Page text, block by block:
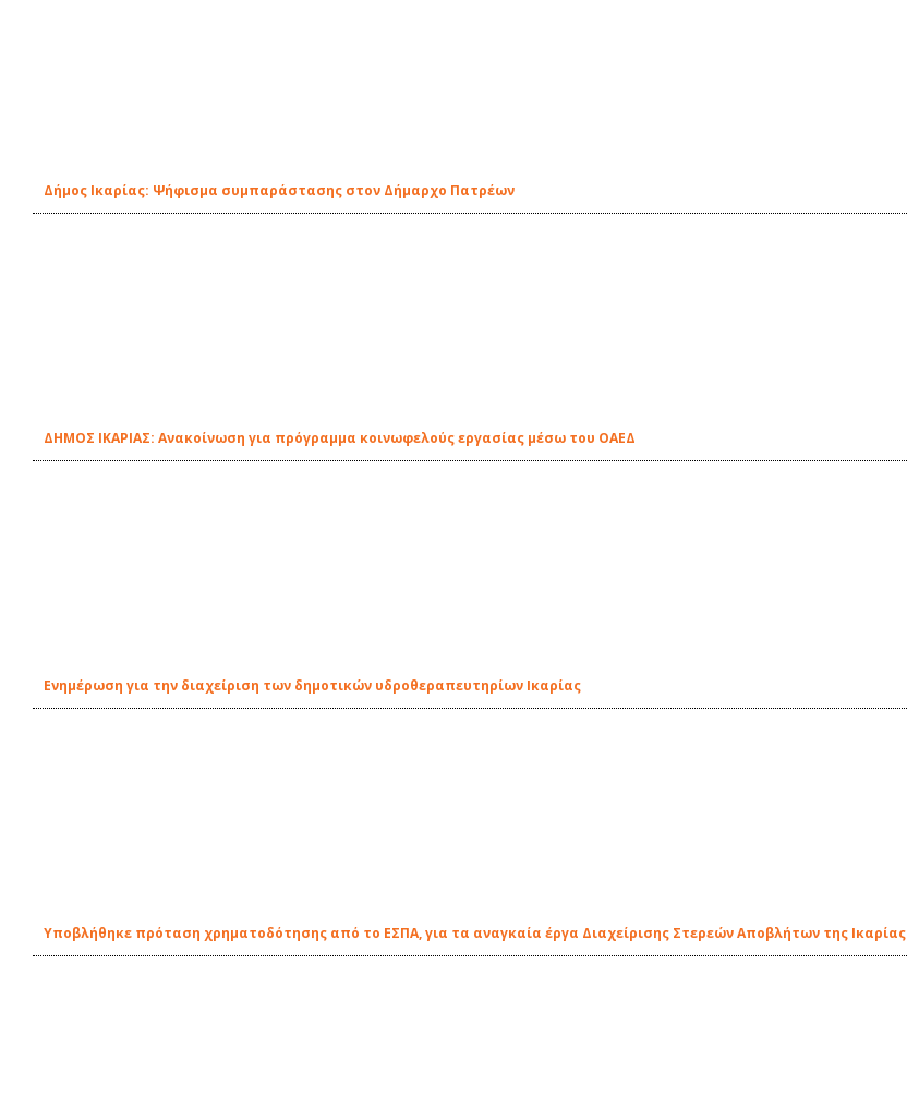
Δήμος Ικαρίας: Ψήφισμα συμπαράστασης στον Δήμαρχο Πατρέων
ΔΗΜΟΣ ΙΚΑΡΙΑΣ: Ανακοίνωση για πρόγραμμα κοινωφελούς εργασίας μέσω του ΟΑΕΔ
Ενημέρωση για την διαχείριση των δημοτικών υδροθεραπευτηρίων Ικαρίας
Υποβλήθηκε πρόταση χρηματοδότησης από το ΕΣΠΑ, για τα αναγκαία έργα Διαχείρισης Στερεών Αποβλήτων της Ικαρίας